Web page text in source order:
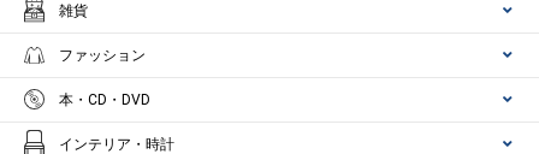
雑貨
ファッション
本・CD・DVD
インテリア・時計